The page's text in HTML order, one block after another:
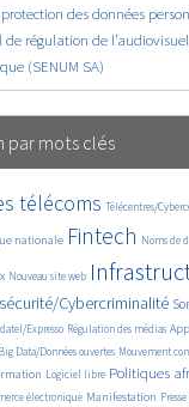
des données
régulation de
(SENUM SA)
par mots clés
télécoms Télécentres/
nationale Fintech Noms de
Nouveau site web
Cybercriminalité
Expresso Régulation des médias
Big Data/Données ouvertes Mouvement
Logiciel libre Politiques
électronique Manifestation